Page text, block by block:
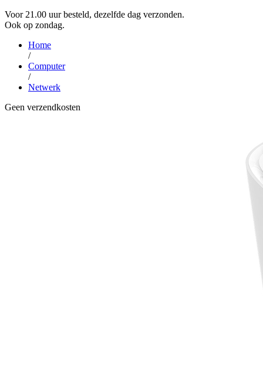
Voor 21.00 uur besteld, dezelfde dag verzonden.
Ook op zondag.
Home
/
Computer
/
Netwerk
Geen verzendkosten